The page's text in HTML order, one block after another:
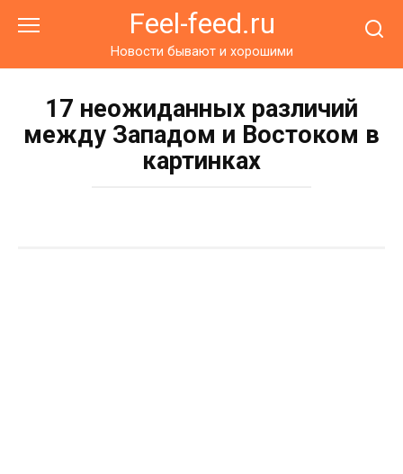
Feel-feed.ru
Новости бывают и хорошими
17 неожиданных различий
между Западом и Востоком в
картинках